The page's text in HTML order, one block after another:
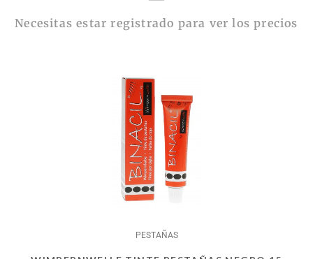
Necesitas estar registrado para ver los precios
PESTAÑAS